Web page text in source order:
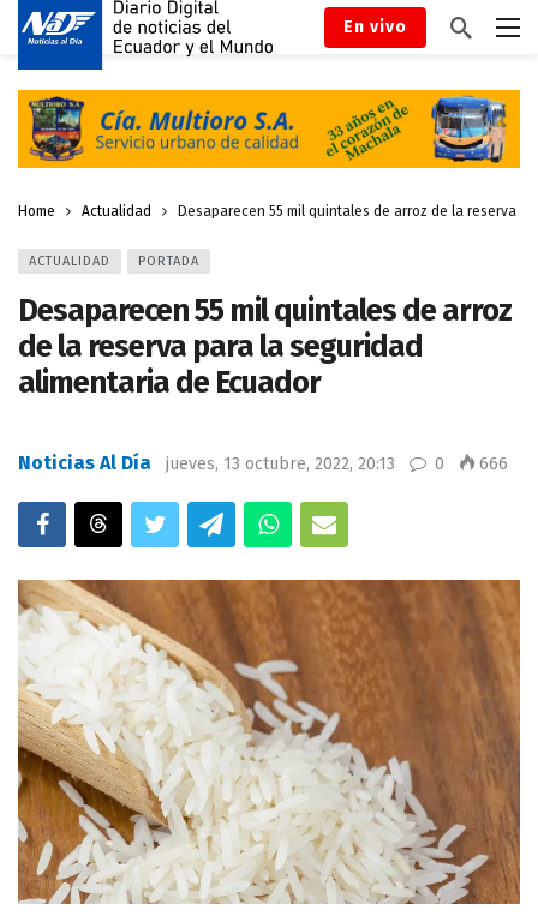
En vivo
Home Actualidad Desaparecen 55 mil quintales de arroz de la reserva
ACTUALIDAD PORTADA
Desaparecen 55 mil quintales de arroz
de la reserva para la seguridad
alimentaria de Ecuador
Noticias Al Día jueves, 13 octubre, 2022, 20:13 0 666